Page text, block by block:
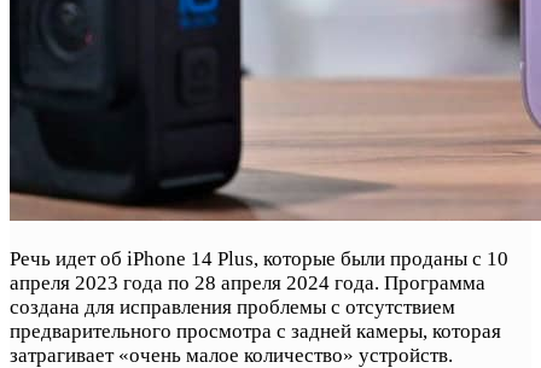
Речь идет об iPhone 14 Plus, которые были проданы с 10
апреля 2023 года по 28 апреля 2024 года. Программа
создана для исправления проблемы с отсутствием
предварительного просмотра с задней камеры, которая
затрагивает «очень малое количество» устройств.